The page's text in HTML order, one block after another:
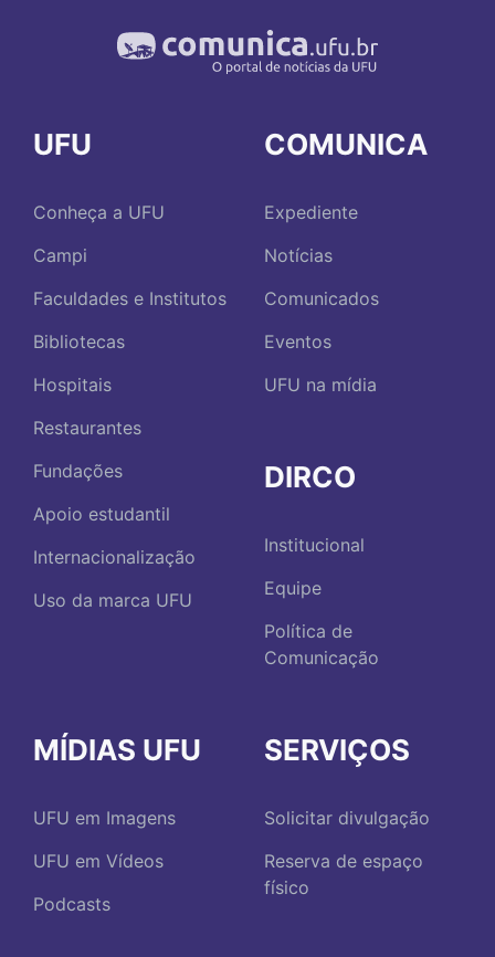
UFU
Conheça a UFU
Campi
Faculdades e Institutos
Bibliotecas
Hospitais
Restaurantes
Fundações
Apoio estudantil
Internacionalização
Uso da marca UFU
COMUNICA
Expediente
Notícias
Comunicados
Eventos
UFU na mídia
DIRCO
Institucional
Equipe
Política de
Comunicação
MÍDIAS UFU
UFU em Imagens
UFU em Vídeos
Podcasts
SERVIÇOS
Solicitar divulgação
Reserva de espaço
físico